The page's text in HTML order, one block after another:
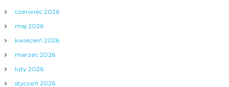
czerwiec 2026
maj 2026
kwiecień 2026
marzec 2026
luty 2026
styczeń 2026